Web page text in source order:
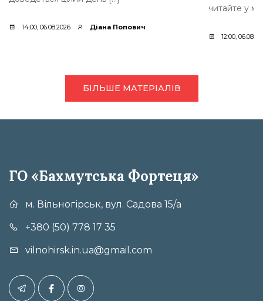
14:00, 06.08.2026 Діана Попович
читайте у
12:00,
БІЛЬШЕ МАТЕРІАЛІВ
ГО «Бахмутська Фортеця»
м. Вільногірськ, вул. Садова 15/а
+380 (50) 778 17 35
vilnohirsk.in.ua@gmail.com